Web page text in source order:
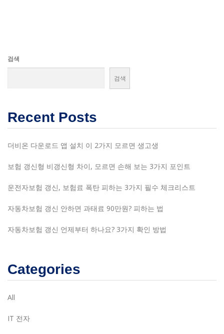
검색
검색
Recent Posts
더비온 다운로드 앱 설치 이 2가지 모르면 생고생
보험 갱신형 비갱신형 차이, 모르면 손해 보는 3가지 포인트
운전자보험 갱신, 보험료 폭탄 피하는 3가지 필수 체크리스트
자동차보험 갱신 안하면 과태료 90만원? 피하는 법
자동차보험 갱신 언제부터 하나요? 3가지 확인 방법
Categories
All
IT 전자